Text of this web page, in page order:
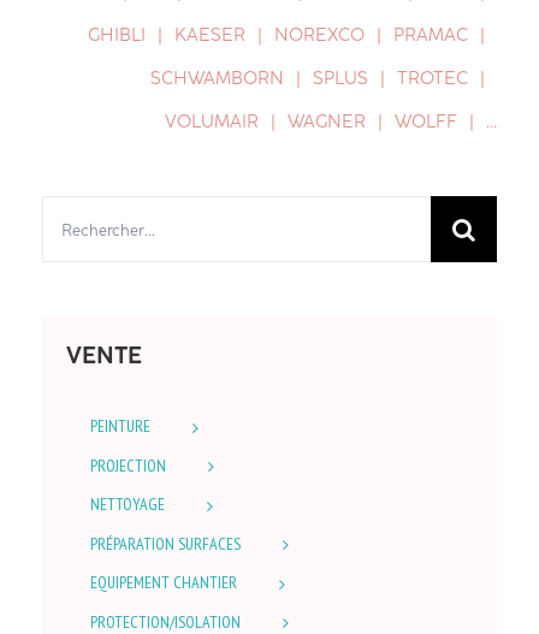
GHIBLI
KAESER NOREXCO
PRAMAC
SCHWAMBORN
SPLUS
TROTEC
VOLUMAIR
WAGNER WOLFF …
VENTE
PEINTURE
PROJECTION
NETTOYAGE
PRÉPARATION SURFACES
EQUIPEMENT CHANTIER
PROTECTION/ISOLATION